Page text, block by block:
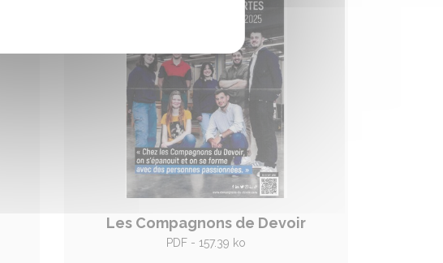
Les Compagnons de Devoir
PDF - 157.39 ko